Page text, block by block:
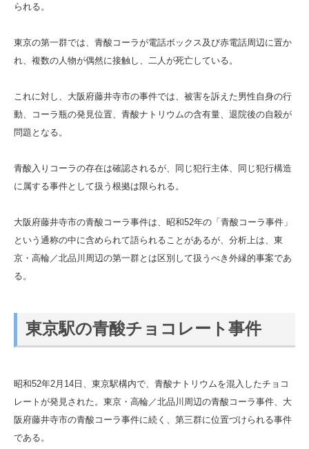
られる。
東京の第一群では、青酸コーラが電話ボックス及び赤電話周辺に置か
れ、複数の人物が偶然に接触し、二人が死亡している。
これに対し、大阪府藤井寺市の事件では、被害を訴えた男性自身の行
動、コーラ瓶の発見位置、青酸ナトリウムの含有量、退院後の自殺が
問題となる。
青酸入りコーラの存在は確認されるが、同じ犯行主体、同じ犯行構造
に属する事件として扱う根拠は限られる。
大阪府藤井寺市の青酸コーラ事件は、昭和52年の「青酸コーラ事件」
という通称の中に含められて語られることがあるが、分析上は、東
京・高輪／北品川周辺の第一群とは区別して扱うべき外縁的事案であ
る。
東京駅の青酸チョコレート事件
昭和52年2月14日、東京駅構内で、青酸ナトリウムを混入したチョコ
レートが発見された。東京・高輪／北品川周辺の青酸コーラ事件、大
阪府藤井寺市の青酸コーラ事件に続く、第三群に位置づけられる事件
である。